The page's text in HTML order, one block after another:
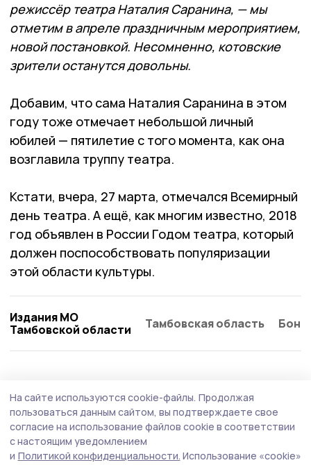
режиссёр театра Наталия Саранина, — мы
отметим в апреле праздничным мероприятием,
новой постановкой. Несомненно, котовские
зрители останутся довольны.
Добавим, что сама Наталия Саранина в этом
году тоже отмечает небольшой личный
юбилей — пятилетие с того момента, как она
возглавила труппу театра.
Кстати, вчера, 27 марта, отмечался Всемирный
день театра. А ещё, как многим известно, 2018
год объявлен в России Годом театра, который
должен поспособствовать популяризации
этой области культуры.
Издания МО
Тамбовской области
Тамбовская область
На сайте используются cookie-файлы. Продолжая
пользоваться данным сайтом, вы подтверждаете свое
согласие на использование файлов cookie в соответствии
с настоящим уведомлением
и Политикой конфиденциальности. Использование «cookie»